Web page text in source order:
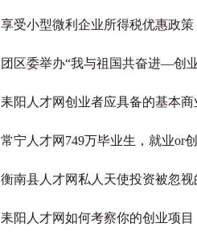
享受小型微利企业所得税优惠政策
团区委举办“我与祖国共奋进—创
耒阳人才网创业者应具备的基本商
常宁人才网749万毕业生，就业or创
衡南县人才网私人天使投资被忽视
耒阳人才网如何考察你的创业项目